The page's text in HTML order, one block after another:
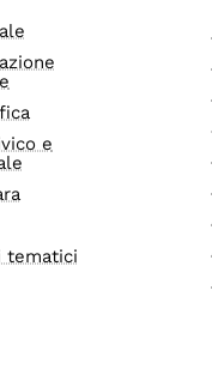
e
tematici